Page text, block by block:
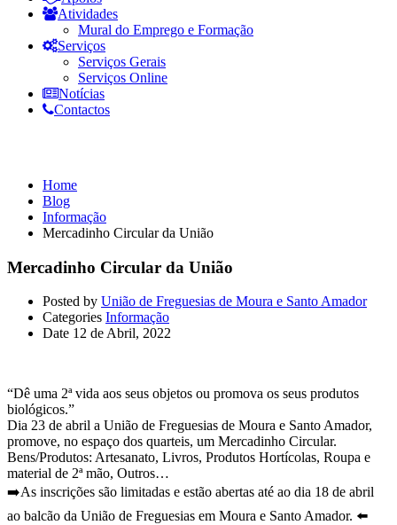
Atividades
Mural do Emprego e Formação
Serviços
Serviços Gerais
Serviços Online
Notícias
Contactos
Home
Blog
Informação
Mercadinho Circular da União
Mercadinho Circular da União
Posted by União de Freguesias de Moura e Santo Amador
Categories Informação
Date 12 de Abril, 2022
“Dê uma 2ª vida aos seus objetos ou promova os seus produtos
biológicos.”
Dia 23 de abril a União de Freguesias de Moura e Santo Amador,
promove, no espaço dos quarteis, um Mercadinho Circular.
Bens/Produtos: Artesanato, Livros, Produtos Hortícolas, Roupa e
material de 2ª mão, Outros…
➡️As inscrições são limitadas e estão abertas até ao dia 18 de abril
ao balcão da União de Freguesias em Moura e Santo Amador. ⬅️